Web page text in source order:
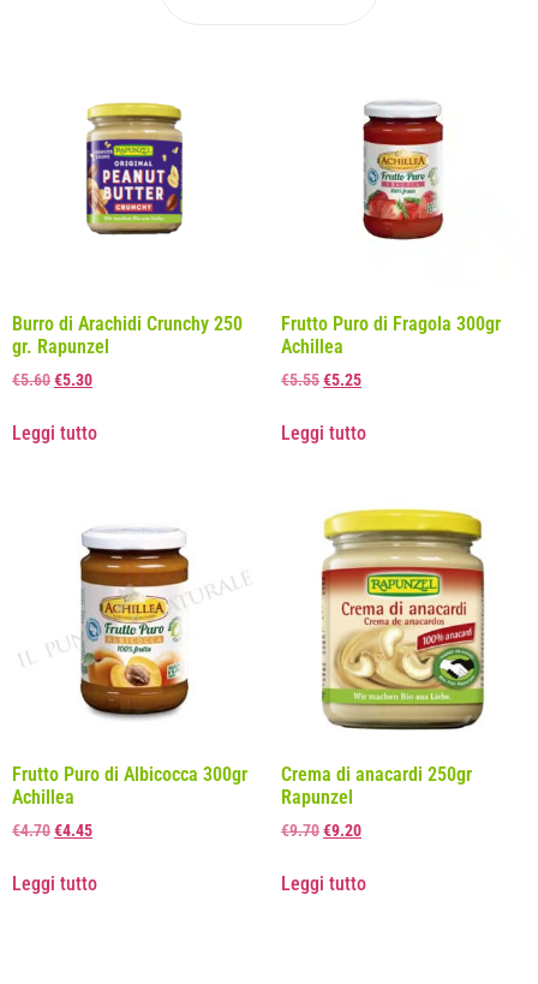
Burro di Arachidi Crunchy 250
gr. Rapunzel
€5.60€5.30
Leggi tutto
Frutto Puro di Fragola 300gr
Achillea
€5.55€5.25
Leggi tutto
Frutto Puro di Albicocca 300gr
Achillea
€4.70€4.45
Leggi tutto
Crema di anacardi 250gr
Rapunzel
€9.70€9.20
Leggi tutto